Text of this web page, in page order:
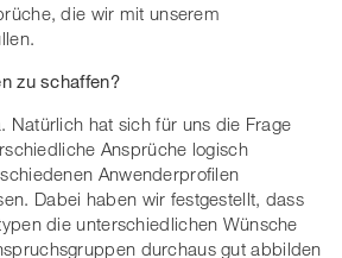
die wir mit unserem
zu schaffen?
Natürlich hat sich für uns die Frage
Ansprüche logisch
Anwenderprofilen
Dabei haben wir festgestellt, dass
die unterschiedlichen Wünsche
durchaus gut abbilden